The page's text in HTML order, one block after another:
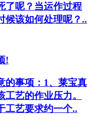
了呢？当运作过程
候该如何处理呢？..
!
的事项：1、莱宝真
艺的作业压力。
工艺要求约一个..